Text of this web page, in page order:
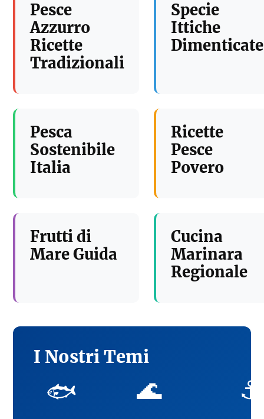
Pesce
Azzurro
Ricette
Tradizionali
Specie
Ittiche
Dimenticate
Pesca
Sostenibile
Italia
Ricette
Pesce
Povero
Frutti di
Mare Guida
Cucina
Marinara
Regionale
I Nostri Temi
🐟 🌊 ⚓